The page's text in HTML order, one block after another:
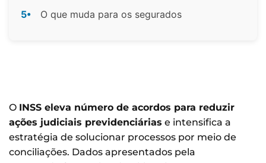
5•
O que muda para os segurados
O INSS eleva número de acordos para reduzir
ações judiciais previdenciárias e intensifica a
estratégia de solucionar processos por meio de
conciliações. Dados apresentados pela